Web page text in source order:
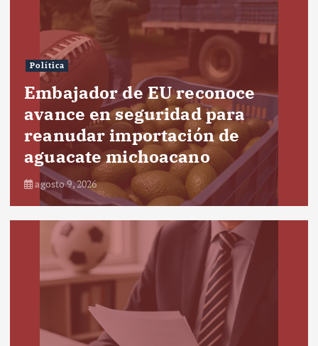
Política
Embajador de EU reconoce
avance en seguridad para
reanudar importación de
aguacate michoacano
agosto 9, 2026